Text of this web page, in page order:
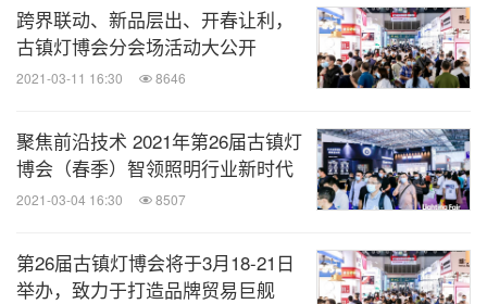
分享到：
跨界联动、新品层出、开春让利，
古镇灯博会分会场活动大公开
2021-03-11 16:30 8646
聚焦前沿技术 2021年第26届古镇灯
博会（春季）智领照明行业新时代
2021-03-04 16:30 8507
第26届古镇灯博会将于3月18-21日
举办，致力于打造品牌贸易巨舰